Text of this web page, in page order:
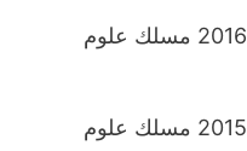
الامتحان الوطني في مادة الأدب 2016 مسلك علوم
الامتحان الوطني في مادة الأدب 2015 مسلك علوم